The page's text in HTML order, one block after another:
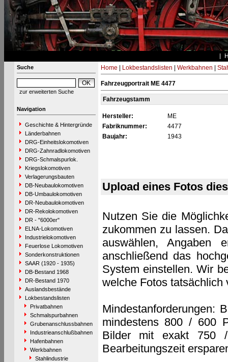
Suche
zur erweiterten Suche
Navigation
Geschichte & Hintergründe
Länderbahnen
DRG-Einheitslokomotiven
DRG-Zahnradlokomotiven
DRG-Schmalspurlok.
Kriegslokomotiven
Verlagerungsbauten
DB-Neubaulokomotiven
DB-Umbaulokomotiven
DR-Neubaulokomotiven
DR-Rekolokomotiven
DR - "6000er"
ELNA-Lokomotiven
Industrielokomotiven
Feuerlose Lokomotiven
Sonderkonstruktionen
SAAR (1920 - 1935)
DB-Bestand 1968
DR-Bestand 1970
Auslandsbestände
Lokbestandslisten
Privatbahnen
Schmalspurbahnen
Grubenanschlussbahnen
Industrieanschlußbahnen
Hafenbahnen
Werkbahnen
Stahlindustrie
Home Lokbestandslisten Werkbahnen
Fahrzeugportrait ME 4477
Fahrzeugstamm
Hersteller:
ME
Fabriknummer:
4477
Baujahr:
1943
Upload eines Fotos
Nutzen Sie die
zukommen zu lassen.
auswählen, Angaben
anschließend das
System einstellen. Wir
welche Fotos tatsächlich
Mindestanforderungen:
mindestens 800 / 600
Bilder mit exakt 750
Bearbeitungszeit